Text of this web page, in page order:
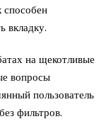
вкладку.
на щекотливые
вопросы
пользователь
фильтров.